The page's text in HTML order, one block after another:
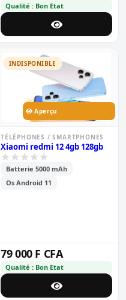
Qualité : Bon Etat
INDISPONIBLE
Aperçu
TÉLÉPHONES / SMARTPHONES
Xiaomi redmi 12 4gb 128gb
Batterie 5000 mAh
Os Android 11
79 000 F CFA
Qualité : Bon Etat